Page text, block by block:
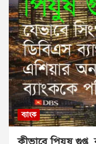
ব্যাংক